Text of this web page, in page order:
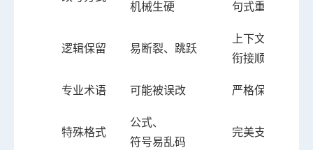
机械生硬 句式重构，自
逻辑保留 易断裂、跳跃
上下文建模，
衔接顺畅
专业术语 可能被误改 严格保留
特殊格式
公式、
符号易乱码
完美支持理工